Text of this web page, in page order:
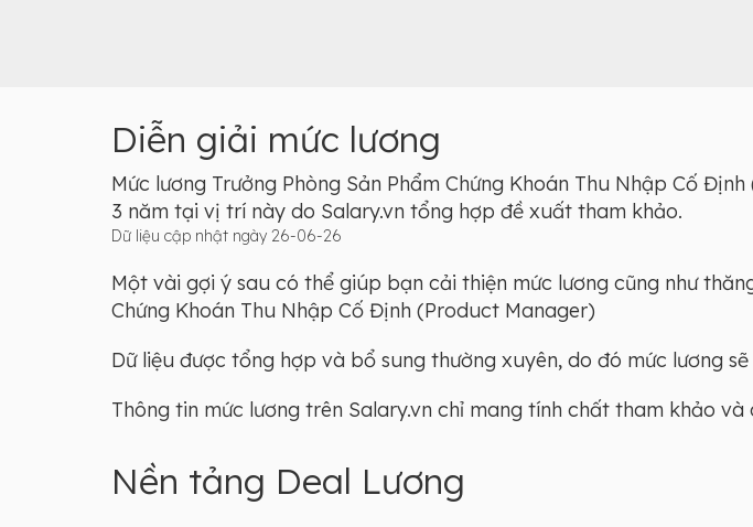
Diễn giải mức lương
Mức lương Trưởng Phòng Sản Phẩm Chứng Khoán Thu Nhập Cố
3 năm tại vị trí này do Salary.vn tổng hợp đề xuất tham khảo.
Dữ liệu cập nhật ngày 26-06-26
Một vài gợi ý sau có thể giúp bạn cải thiện mức lương cũng như
Chứng Khoán Thu Nhập Cố Định (Product Manager)
Dữ liệu được tổng hợp và bổ sung thường xuyên, do đó mức lương
Thông tin mức lương trên Salary.vn chỉ mang tính chất tham khảo
Nền tảng Deal Lương